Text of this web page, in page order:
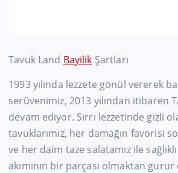
Tavuk Land Bayilik Şartları
1993 yılında lezzete gönül vererek
serüvenimiz, 2013 yılından itibaren
devam ediyor. Sırrı lezzetinde gizli
tavuklarımız, her damağın favorisi
ve her daim taze salatamız ile
akımının bir parçası olmaktan